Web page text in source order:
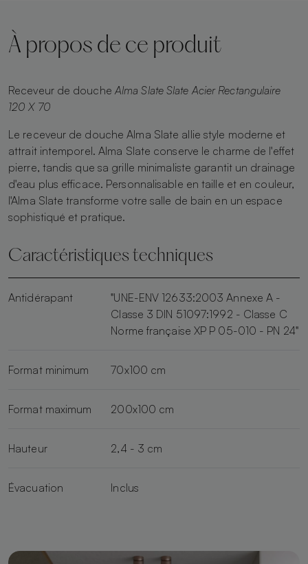
À propos de ce produit
Receveur de douche Alma Slate Slate Acier Rectangulaire
120 X 70
Le receveur de douche Alma Slate allie style moderne et
attrait intemporel. Alma Slate conserve le charme de l'effet
pierre, tandis que sa grille minimaliste garantit un drainage
d'eau plus efficace. Personnalisable en taille et en couleur,
l'Alma Slate transforme votre salle de bain en un espace
sophistiqué et pratique.
Caractéristiques techniques
Antidérapant
"UNE-ENV 12633:2003 Annexe A -
Classe 3 DIN 51097:1992 - Classe C
Norme française XP P 05-010 - PN 24"
Format minimum 70x100 cm
Format maximum 200x100 cm
Hauteur 2,4 - 3 cm
Évacuation Inclus